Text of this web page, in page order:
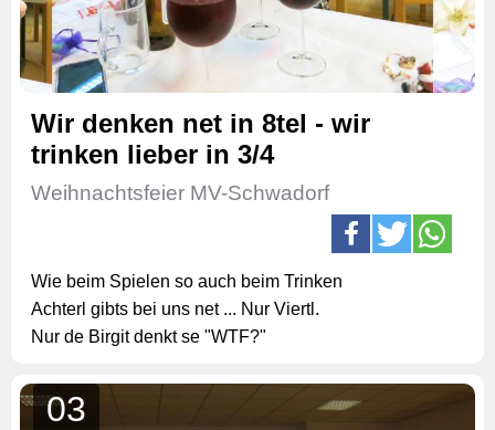
Wir denken net in 8tel - wir
trinken lieber in 3/4
Weihnachtsfeier MV-Schwadorf
Wie beim Spielen so auch beim Trinken
Achterl gibts bei uns net ... Nur Viertl.
Nur de Birgit denkt se "WTF?"
03